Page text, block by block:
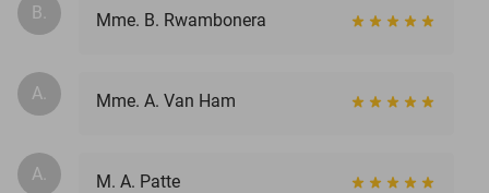
B. Mme. B. Rwambonera
A. Mme. A. Van Ham
A. M. A. Patte